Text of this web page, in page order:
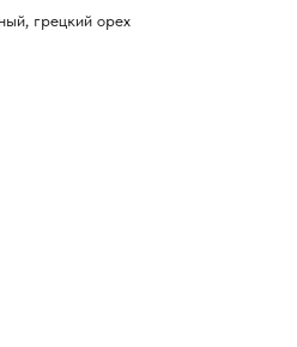
грецкий орех